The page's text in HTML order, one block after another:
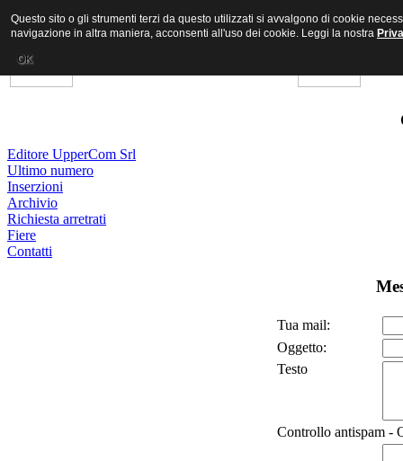
Editore UpperCom Srl
Ultimo numero
Inserzioni
Archivio
Richiesta arretrati
Fiere
Contatti
Tua mail:
Oggetto:
Testo
Controllo antispam -
Questo sito o gli strumenti terzi da questo utilizzati si avvalgono di cookie
navigazione in altra maniera, acconsenti all'uso dei cookie. Leggi la nostra
OK